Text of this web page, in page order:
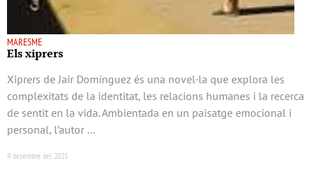
MARESME
Els xiprers
Xiprers de Jair Domínguez és una novel·la que explora les
complexitats de la identitat, les relacions humanes i la recerca
de sentit en la vida. Ambientada en un paisatge emocional i
personal, l’autor …
9 desembre del 2025